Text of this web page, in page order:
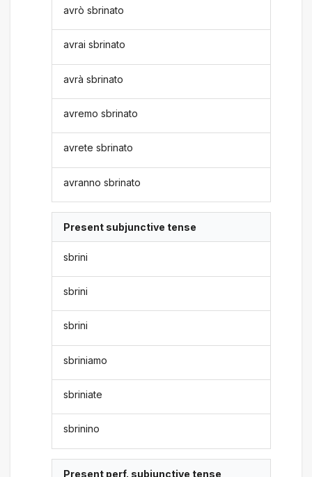
avrò sbrinato
avrai sbrinato
avrà sbrinato
avremo sbrinato
avrete sbrinato
avranno sbrinato
Present subjunctive tense
sbrini
sbrini
sbrini
sbriniamo
sbriniate
sbrinino
Present perf. subjunctive tense